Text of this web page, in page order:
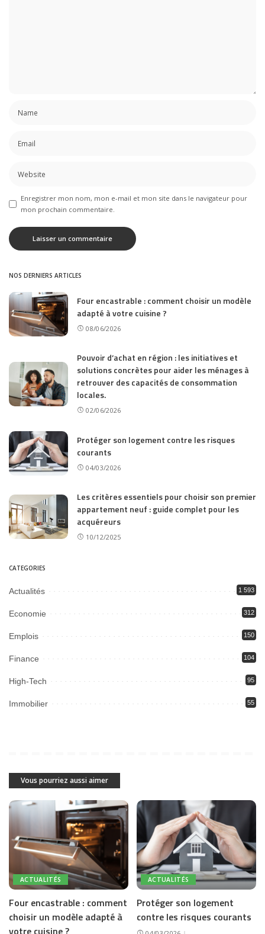
Enregistrer mon nom, mon e-mail et mon site dans le navigateur pour
mon prochain commentaire.
NOS DERNIERS ARTICLES
Four encastrable : comment choisir un modèle
adapté à votre cuisine ?
08/06/2026
Pouvoir d’achat en région : les initiatives et
solutions concrètes pour aider les ménages à
retrouver des capacités de consommation
locales.
02/06/2026
Protéger son logement contre les risques
courants
04/03/2026
Les critères essentiels pour choisir son premier
appartement neuf : guide complet pour les
acquéreurs
10/12/2025
CATEGORIES
Actualités 1 593
Economie 312
Emplois 150
Finance 104
High-Tech 95
Immobilier 55
Vous pourriez aussi aimer
ACTUALITÉS
Four encastrable : comment
choisir un modèle adapté à
votre cuisine ?
ACTUALITÉS
Protéger son logement
contre les risques courants